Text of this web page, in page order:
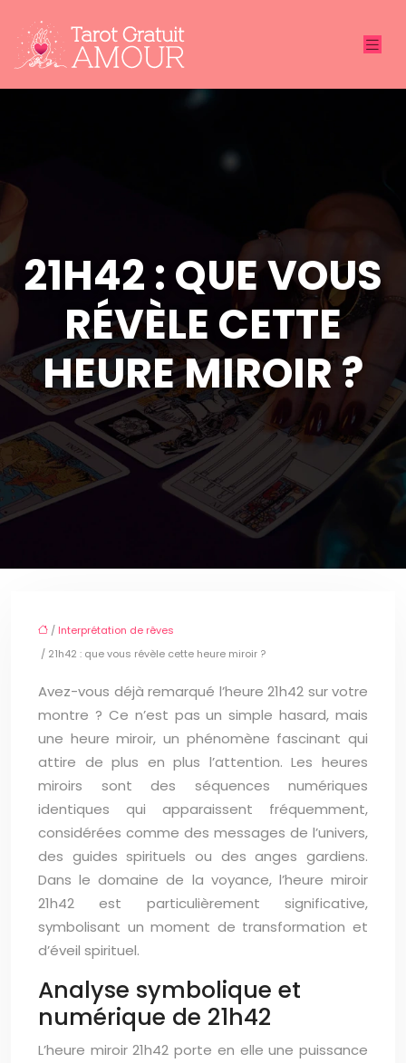
21H42 : QUE VOUS
RÉVÈLE CETTE
HEURE MIROIR ?
/ Interprétation de rêves
/ 21h42 : que vous révèle cette heure miroir ?
Avez-vous déjà remarqué l’heure 21h42 sur votre
montre ? Ce n’est pas un simple hasard, mais
une heure miroir, un phénomène fascinant qui
attire de plus en plus l’attention. Les heures
miroirs sont des séquences numériques
identiques qui apparaissent fréquemment,
considérées comme des messages de l’univers,
des guides spirituels ou des anges gardiens.
Dans le domaine de la voyance, l’heure miroir
21h42 est particulièrement significative,
symbolisant un moment de transformation et
d’éveil spirituel.
Analyse symbolique et
numérique de 21h42
L’heure miroir 21h42 porte en elle une puissance